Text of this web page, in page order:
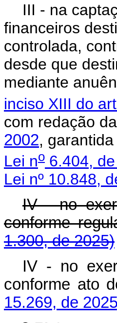
III - na
financeiros
controlada,
desde que
mediante
inciso XIII do
com redação
2002,
Lei no 6.404,
Lei nº 10.848,
IV - no
conforme
1.300, de 2025)
IV - no
conforme ato
15.269, de